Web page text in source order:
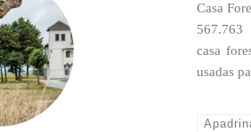
Casa
567.763
casa
usadas